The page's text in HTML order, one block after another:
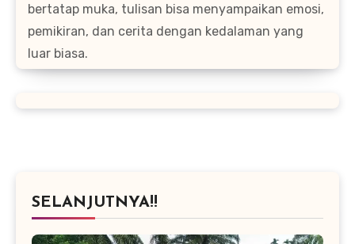
bertatap muka, tulisan bisa menyampaikan emosi,
pemikiran, dan cerita dengan kedalaman yang
luar biasa.
SELANJUTNYA!!